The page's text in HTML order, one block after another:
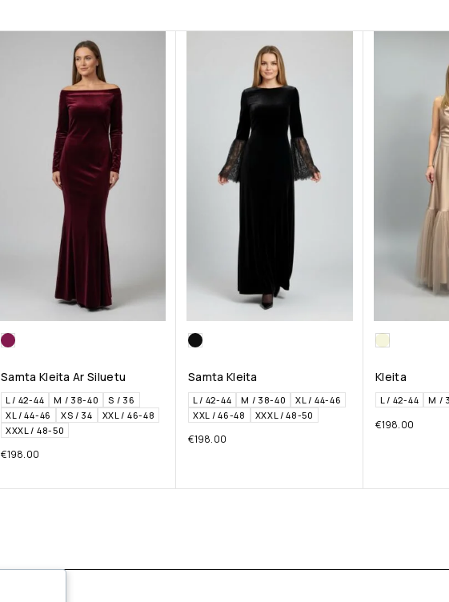
Samta Kleita Ar Siluetu
L / 42-44 M / 38-40
S / 36
XL / 44-46
XS / 34
XXL / 46-48
XXXL / 48-50
€198.00
Samta Kleita
L / 42-44 M / 38-40
XL / 44-46
XXL / 46-48
XXXL / 48-50
€198.00
Kleita
L / 42-44 M /
€198.00